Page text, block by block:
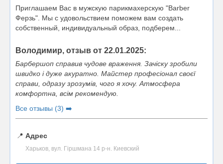
Приглашаем Вас в мужскую парикмахерскую "Barber
Ферзь". Мы с удовольствием поможем вам создать
собственный, индивидуальный образ, подберем...
Володимир, отзыв от 22.01.2025:
Барбершоп справив чудове враження. Зачіску зробили
швидко і дуже акуратно. Майстер професіонал своєї
справи, одразу зрозумів, чого я хочу. Атмосфера
комфортна, всім рекомендую.
Все отзывы (3) ➡️
📍 Адрес
Харьков, вул. Гіршмана 14 р-н. Киевский